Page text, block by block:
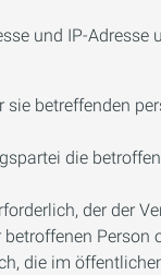
und IP-
betreffenden
die
der der
die im